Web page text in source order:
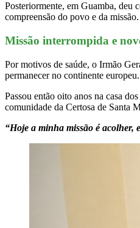
Posteriormente, em Guamba, deu
compreensão do povo e da missão.
Missão interrompida e
Por motivos de saúde, o Irmão
permanecer no continente europeu.
Passou então oito anos na casa
comunidade da Certosa de Santa
“Hoje a minha missão é acolher,